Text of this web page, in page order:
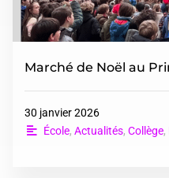
Marché de Noël au
30 janvier 2026
École, Actualités, Collège,